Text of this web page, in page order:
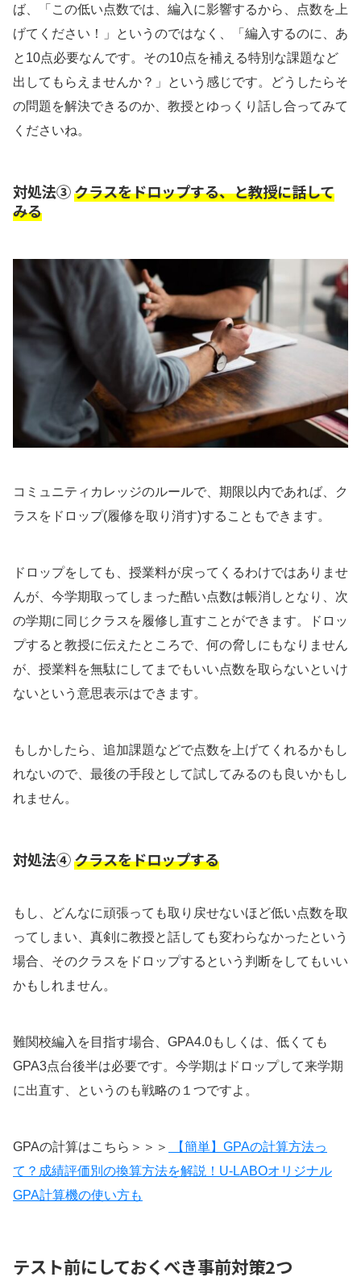
ば、「この低い点数では、編入に影響するから、点数を上
げてください！」というのではなく、「編入するのに、あ
と10点必要なんです。その10点を補える特別な課題など
出してもらえませんか？」という感じです。どうしたらそ
の問題を解決できるのか、教授とゆっくり話し合ってみて
くださいね。
対処法③クラスをドロップする、と教授に話して
みる
コミュニティカレッジのルールで、期限以内であれば、ク
ラスをドロップ(履修を取り消す)することもできます。
ドロップをしても、授業料が戻ってくるわけではありませ
んが、今学期取ってしまった酷い点数は帳消しとなり、次
の学期に同じクラスを履修し直すことができます。ドロッ
プすると教授に伝えたところで、何の脅しにもなりません
が、授業料を無駄にしてまでもいい点数を取らないといけ
ないという意思表示はできます。
もしかしたら、追加課題などで点数を上げてくれるかもし
れないので、最後の手段として試してみるのも良いかもし
れません。
対処法④クラスをドロップする
もし、どんなに頑張っても取り戻せないほど低い点数を取
ってしまい、真剣に教授と話しても変わらなかったという
場合、そのクラスをドロップするという判断をしてもいい
かもしれません。
難関校編入を目指す場合、GPA4.0もしくは、低くても
GPA3点台後半は必要です。今学期はドロップして来学期
に出直す、というのも戦略の１つですよ。
GPAの計算はこちら＞＞＞
【簡単】GPAの計算方法っ
て？成績評価別の換算方法を解説！U-LABOオリジナル
GPA計算機の使い方も
テスト前にしておくべき事前対策2つ